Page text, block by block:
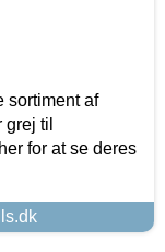
sortiment af
til
for at se deres